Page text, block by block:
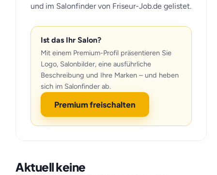
und im Salonfinder von Friseur-Job.de gelistet.
Ist das Ihr Salon?
Mit einem Premium-Profil präsentieren Sie
Logo, Salonbilder, eine ausführliche
Beschreibung und Ihre Marken – und heben
sich im Salonfinder ab.
Premium freischalten
Aktuell keine